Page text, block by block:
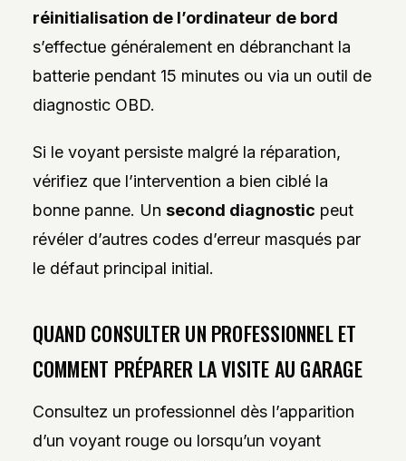
réinitialisation de l’ordinateur de bord
s’effectue généralement en débranchant la
batterie pendant 15 minutes ou via un outil de
diagnostic OBD.
Si le voyant persiste malgré la réparation,
vérifiez que l’intervention a bien ciblé la
bonne panne. Un second diagnostic peut
révéler d’autres codes d’erreur masqués par
le défaut principal initial.
QUAND CONSULTER UN PROFESSIONNEL ET
COMMENT PRÉPARER LA VISITE AU GARAGE
Consultez un professionnel dès l’apparition
d’un voyant rouge ou lorsqu’un voyant